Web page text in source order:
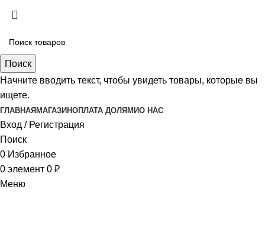
ГЛАВНАЯМАГАЗИНОПЛАТА ДОЛЯМИО НАС
Вход / Регистрация
Поиск
0 Избранное
0 элемент 0 ₽
Меню
Поиск
Начните вводить текст, чтобы увидеть товары, которые вы
ищете.